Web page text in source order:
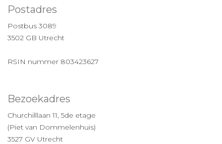
Postadres
Postbus 3089
3502 GB Utrecht
RSIN nummer 803423627
Bezoekadres
Churchilllaan 11, 5de etage
(Piet van Dommelenhuis)
3527 GV Utrecht